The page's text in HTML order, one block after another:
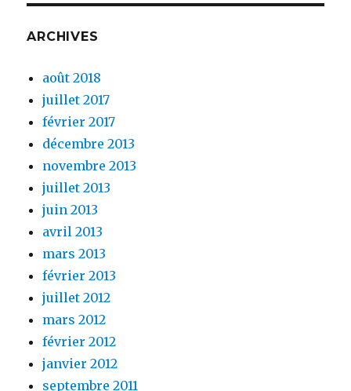
ARCHIVES
août 2018
juillet 2017
février 2017
décembre 2013
novembre 2013
juillet 2013
juin 2013
avril 2013
mars 2013
février 2013
juillet 2012
mars 2012
février 2012
janvier 2012
septembre 2011